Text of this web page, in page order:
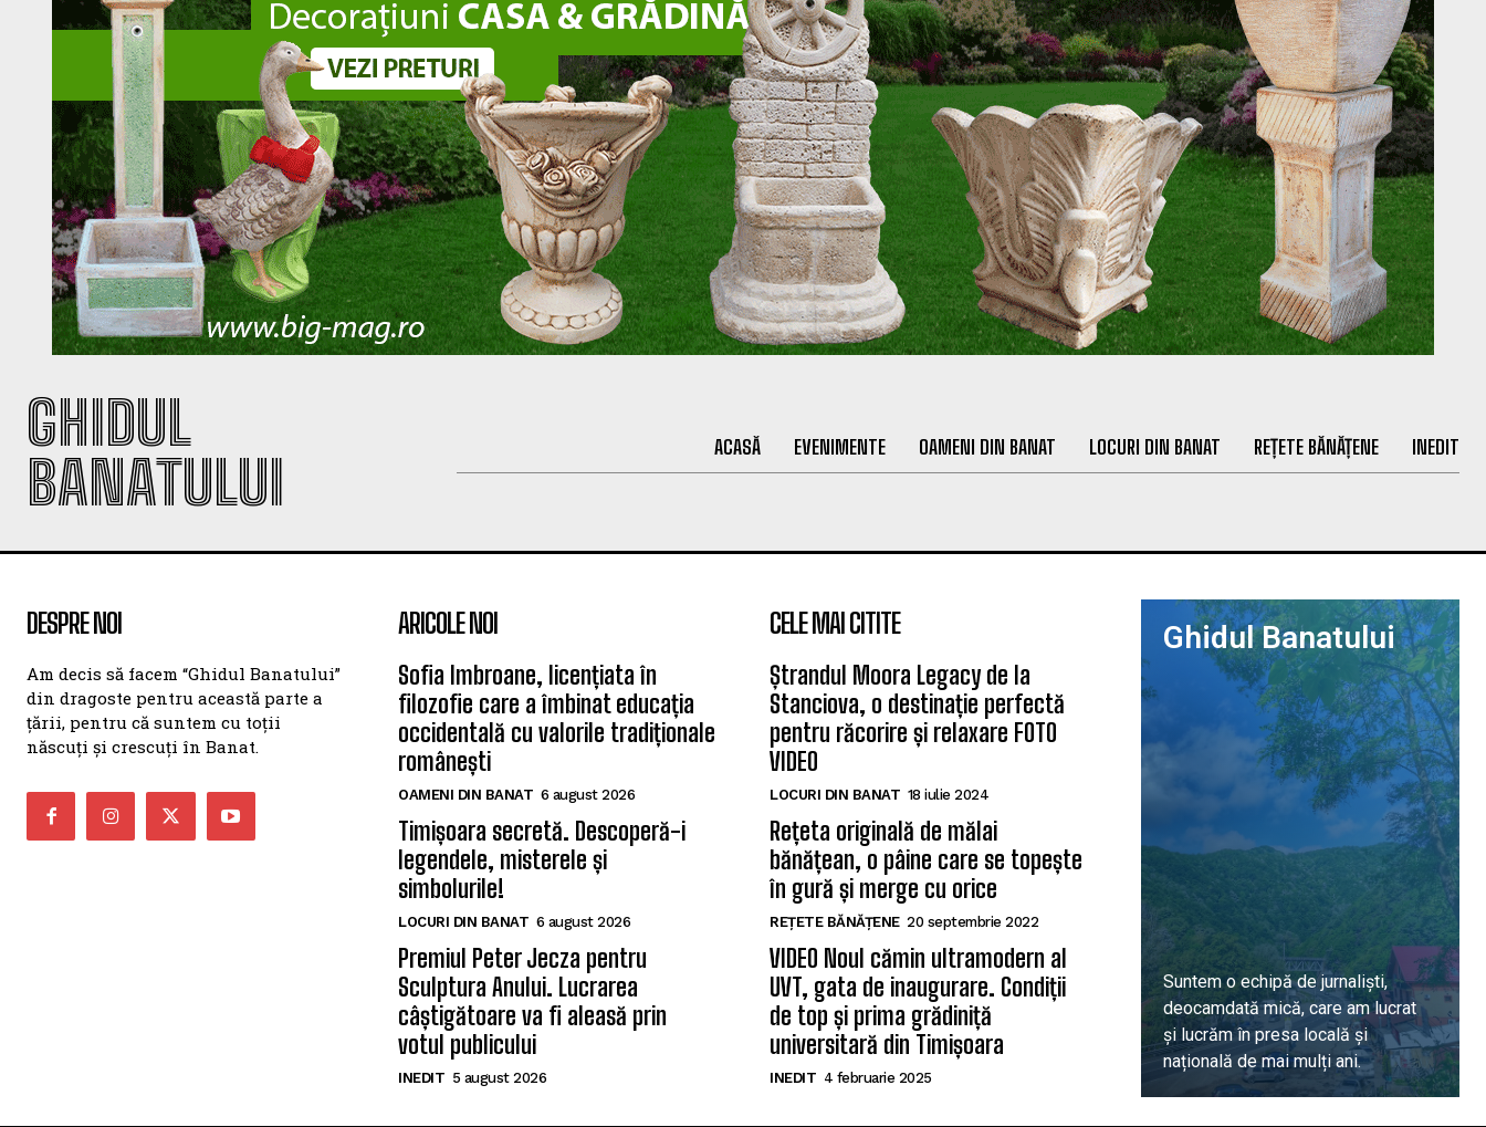
GHIDUL
BANATULUI
ACASĂ EVENIMENTE OAMENI DIN BANAT LOCURI DIN BANAT REȚETE BĂNĂȚENE INEDIT
DESPRE NOI
Am decis să facem “Ghidul Banatului”
din dragoste pentru această parte a
țării, pentru că suntem cu toții
născuți și crescuți în Banat.
ARICOLE NOI
Sofia Imbroane, licențiata în
filozofie care a îmbinat educația
occidentală cu valorile tradiționale
românești
OAMENI DIN BANAT 6 august 2026
Timișoara secretă. Descoperă-i
legendele, misterele și
simbolurile!
LOCURI DIN BANAT 6 august 2026
Premiul Peter Jecza pentru
Sculptura Anului. Lucrarea
câștigătoare va fi aleasă prin
votul publicului
INEDIT 5 august 2026
CELE MAI CITITE
Ștrandul Moora Legacy de la
Stanciova, o destinație perfectă
pentru răcorire și relaxare FOTO
VIDEO
LOCURI DIN BANAT 18 iulie 2024
Rețeta originală de mălai
bănățean, o pâine care se topește
în gură și merge cu orice
REȚETE BĂNĂȚENE 20 septembrie 2022
VIDEO Noul cămin ultramodern al
UVT, gata de inaugurare. Condiții
de top și prima grădiniță
universitară din Timișoara
INEDIT 4 februarie 2025
Ghidul Banatului
Suntem o echipă de jurnaliști,
deocamdată mică, care am lucrat
și lucrăm în presa locală și
națională de mai mulți ani.